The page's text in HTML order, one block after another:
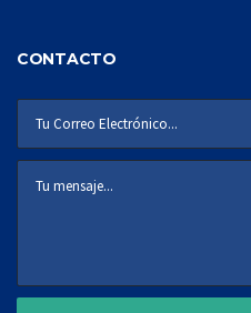
CONTACTO